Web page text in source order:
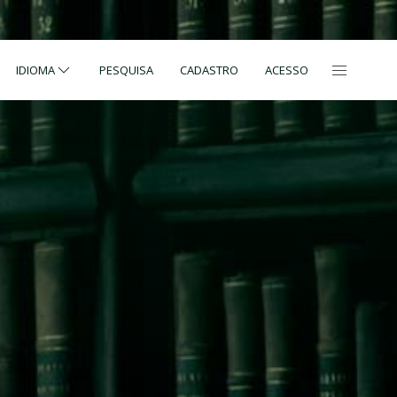
IDIOMA PESQUISA CADASTRO ACESSO